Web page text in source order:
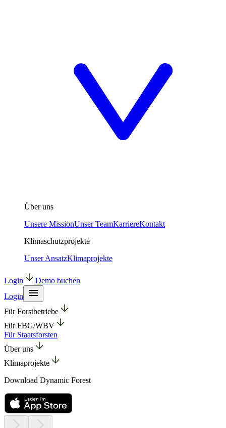
Über uns
Unsere MissionUnser TeamKarriereKontakt
Klimaschutzprojekte
Unser AnsatzKlimaprojekte
Login
Demo buchen
Login
Für Forstbetriebe
Für FBG/WBV
Für Staatsforsten
Über uns
Klimaprojekte
Download Dynamic Forest